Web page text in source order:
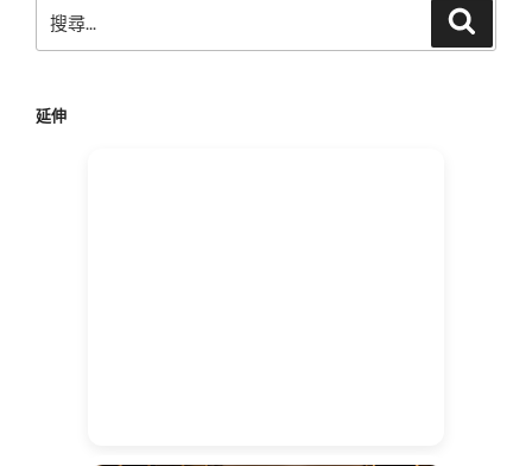
尋
字:
延伸